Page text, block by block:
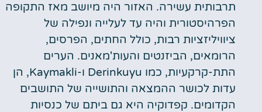
תרבותית עשירה. האזור היה מיושב מאז התקופה
הפרהיסטורית והיה עד לעלייה ונפילה של
ציוויליזציות רבות, כולל החתים, הפרסים,
הרומאים, הביזנטים והעות'מאנים. הערים
התת-קרקעיות, כמו Derinkuyu ו-Kaymakli, הן
עדות לכושר ההמצאה והתושייה של התושבים
הקדומים. קפדוקיה היא גם ביתם של כנסיות